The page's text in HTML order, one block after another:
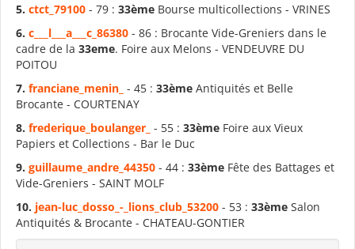
5. ctct_79100 - 79 : 33ème Bourse multicollections - VRINES
6. c___l___a___c_86380 - 86 : Brocante Vide-Greniers dans le
cadre de la 33eme. Foire aux Melons - VENDEUVRE DU
POITOU
7. franciane_menin_ - 45 : 33ème Antiquités et Belle
Brocante - COURTENAY
8. frederique_boulanger_ - 55 : 33ème Foire aux Vieux
Papiers et Collections - Bar le Duc
9. guillaume_andre_44350 - 44 : 33ème Fête des Battages et
Vide-Greniers - SAINT MOLF
10. jean-luc_dosso_-_lions_club_53200 - 53 : 33ème Salon
Antiquités & Brocante - CHATEAU-GONTIER